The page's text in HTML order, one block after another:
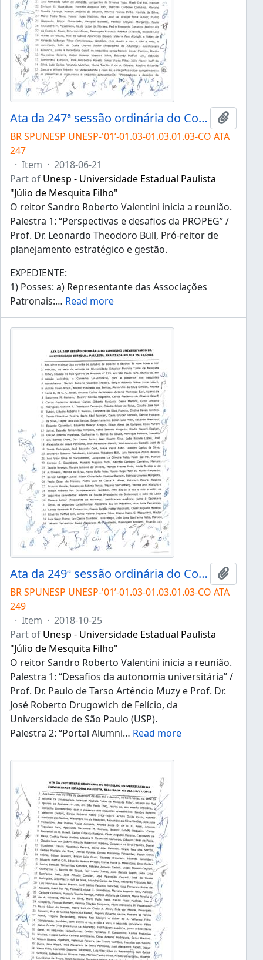
Ata da 247ª sessão ordinária do Conselho Universitário da Unesp de 21/06/2018
Add to
BR SPUNESP UNESP-'01’-01.03-01.03.01.03-CO ATA
247
· Item · 2018-06-21
Part of Unesp - Universidade Estadual Paulista
"Júlio de Mesquita Filho"
O reitor Sandro Roberto Valentini inicia a reunião.
Palestra 1: “Perspectivas e desafios da PROPEG” /
Prof. Dr. Leonardo Theodoro Büll, Pró-reitor de
planejamento estratégico e gestão.
EXPEDIENTE:
1) Posses: a) Representante das Associações
Patronais:… Read more
Ata da 249ª sessão ordinária do Conselho Universitário da Unesp de 25/10/2018
Add to
BR SPUNESP UNESP-'01’-01.03-01.03.01.03-CO ATA
249
· Item · 2018-10-25
Part of Unesp - Universidade Estadual Paulista
"Júlio de Mesquita Filho"
O reitor Sandro Roberto Valentini inicia a reunião.
Palestra 1: “Desafios da autonomia universitária” /
Prof. Dr. Paulo de Tarso Artêncio Muzy e Prof. Dr.
José Roberto Drugowich de Felício, da
Universidade de São Paulo (USP).
Palestra 2: “Portal Alumni… Read more